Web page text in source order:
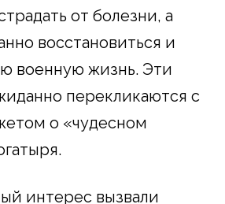
от болезни, а
восстановиться и
военную жизнь. Эти
перекликаются с
о «чудесном
интерес вызвали